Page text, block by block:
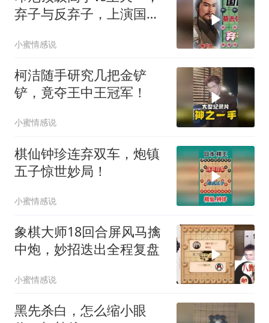
弃子与反弃子，上演国际
小蜜情感说
柯洁随手研究几把金铲
铲，竟夺王中王冠军！
小蜜情感说
棋仙钟珍连弃双车，炮镇
五子惊世妙局！
小蜜情感说
象棋大师18回合屏风马擒
中炮，妙招迭出全程复盘
小蜜情感说
黑先杀白，怎么缩小眼